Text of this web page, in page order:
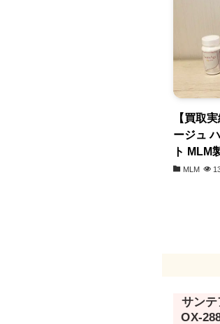
【買取
ージュ
ト MLM
MLM
サン
OX-